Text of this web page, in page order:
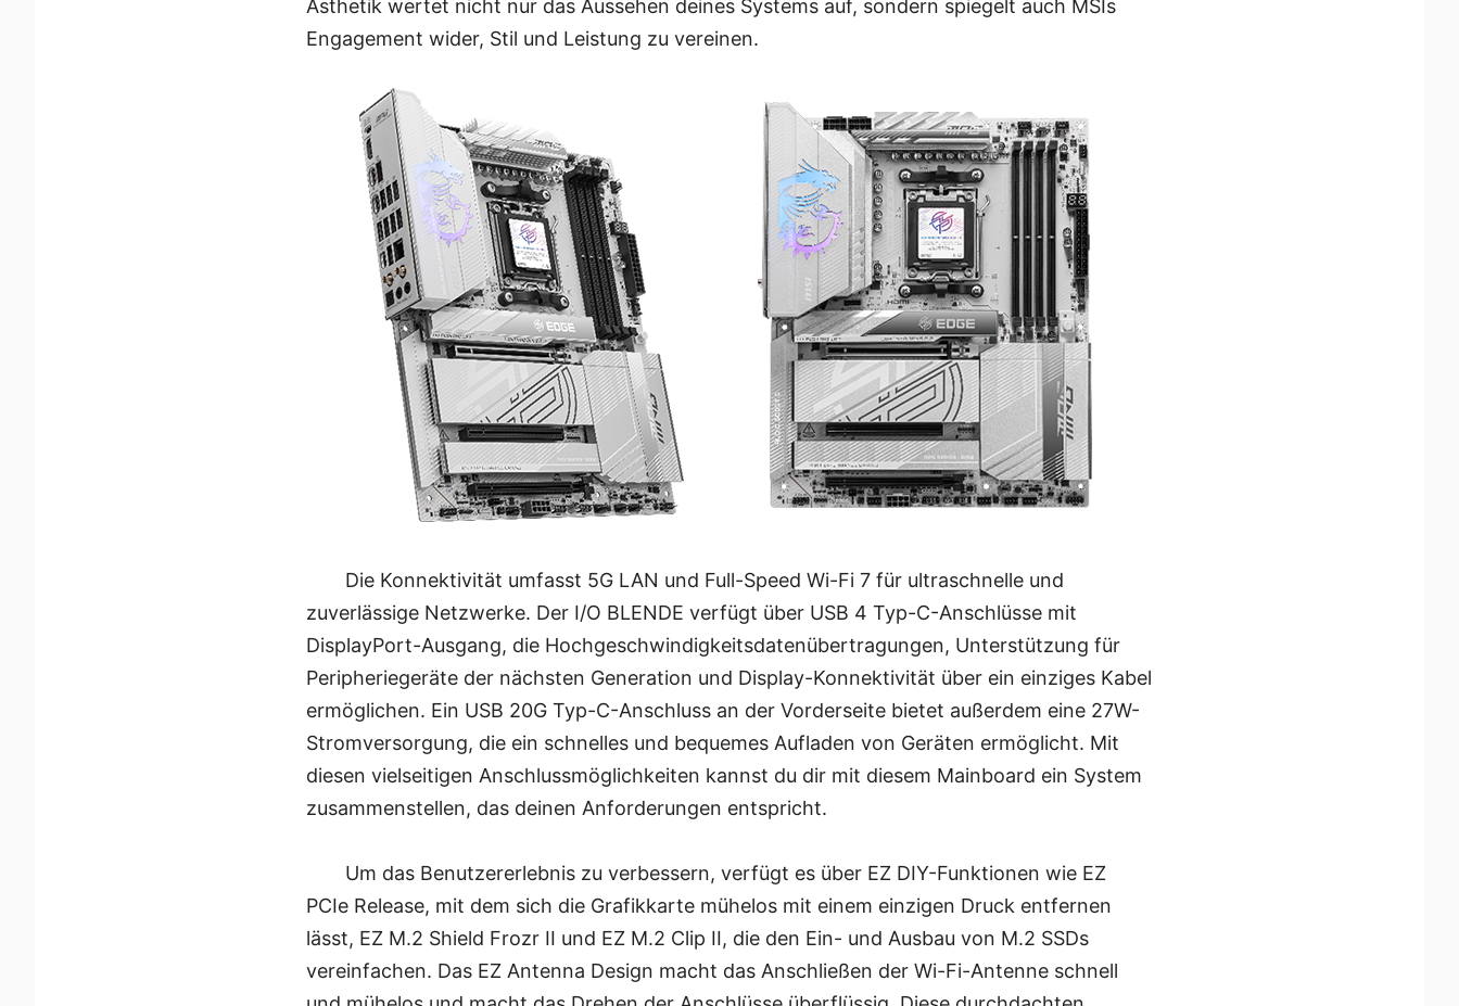
Ästhetik wertet nicht nur das Aussehen deines Systems auf, sondern spiegelt auch MSIs
Engagement wider, Stil und Leistung zu vereinen.
Die Konnektivität umfasst 5G LAN und Full-Speed Wi-Fi 7 für ultraschnelle und
zuverlässige Netzwerke. Der I/O BLENDE verfügt über USB 4 Typ-C-Anschlüsse mit
DisplayPort-Ausgang, die Hochgeschwindigkeitsdatenübertragungen, Unterstützung für
Peripheriegeräte der nächsten Generation und Display-Konnektivität über ein einziges Kabel
ermöglichen. Ein USB 20G Typ-C-Anschluss an der Vorderseite bietet außerdem eine 27W-
Stromversorgung, die ein schnelles und bequemes Aufladen von Geräten ermöglicht. Mit
diesen vielseitigen Anschlussmöglichkeiten kannst du dir mit diesem Mainboard ein System
zusammenstellen, das deinen Anforderungen entspricht.
Um das Benutzererlebnis zu verbessern, verfügt es über EZ DIY-Funktionen wie EZ
PCIe Release, mit dem sich die Grafikkarte mühelos mit einem einzigen Druck entfernen
lässt, EZ M.2 Shield Frozr II und EZ M.2 Clip II, die den Ein- und Ausbau von M.2 SSDs
vereinfachen. Das EZ Antenna Design macht das Anschließen der Wi-Fi-Antenne schnell